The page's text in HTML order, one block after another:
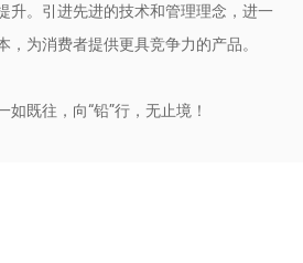
升。引进先进的技术和管理理念，进一
，为消费者提供更具竞争力的产品。
既往，向“铅”行，无止境！